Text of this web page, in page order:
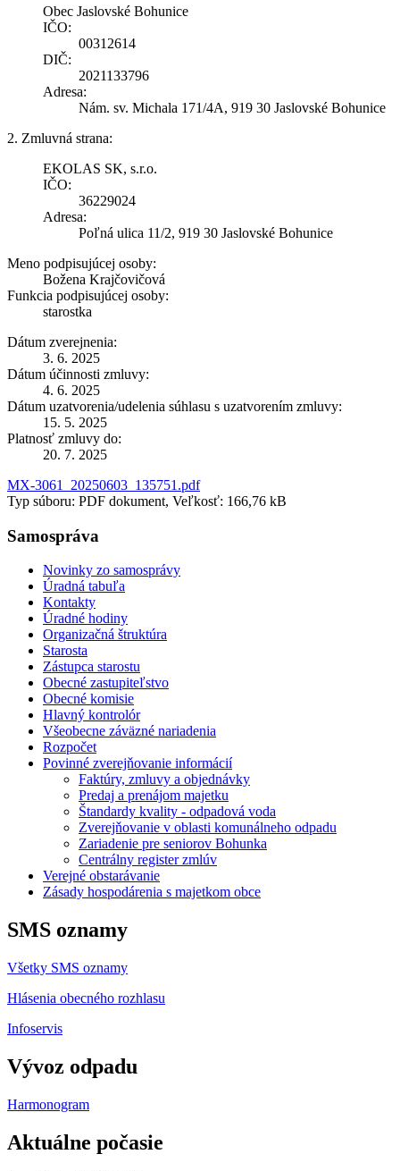
Obec Jaslovské Bohunice
IČO:
00312614
DIČ:
2021133796
Adresa:
Nám. sv. Michala 171/4A, 919 30 Jaslovské Bohunice
2. Zmluvná strana:
EKOLAS SK, s.r.o.
IČO:
36229024
Adresa:
Poľná ulica 11/2, 919 30 Jaslovské Bohunice
Meno podpisujúcej osoby:
Božena Krajčovičová
Funkcia podpisujúcej osoby:
starostka
Dátum zverejnenia:
3. 6. 2025
Dátum účinnosti zmluvy:
4. 6. 2025
Dátum uzatvorenia/udelenia súhlasu s uzatvorením zmluvy:
15. 5. 2025
Platnosť zmluvy do:
20. 7. 2025
MX-3061_20250603_135751.pdf
Typ súboru: PDF dokument, Veľkosť: 166,76 kB
Samospráva
Novinky zo samosprávy
Úradná tabuľa
Kontakty
Úradné hodiny
Organizačná štruktúra
Starosta
Zástupca starostu
Obecné zastupiteľstvo
Obecné komisie
Hlavný kontrolór
Všeobecne záväzné nariadenia
Rozpočet
Povinné zverejňovanie informácií
Faktúry, zmluvy a objednávky
Predaj a prenájom majetku
Štandardy kvality - odpadová voda
Zverejňovanie v oblasti komunálneho odpadu
Zariadenie pre seniorov Bohunka
Centrálny register zmlúv
Verejné obstarávanie
Zásady hospodárenia s majetkom obce
SMS oznamy
Všetky SMS oznamy
Hlásenia obecného rozhlasu
Infoservis
Vývoz odpadu
Harmonogram
Aktuálne počasie